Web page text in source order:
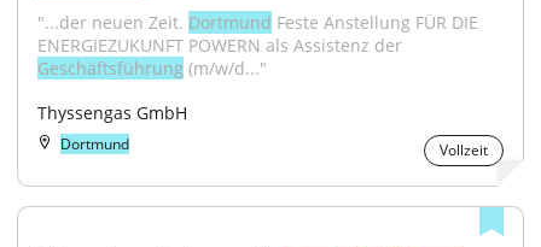
"...der neuen Zeit. Dortmund Feste Anstellung FÜR DIE
Geschäftsführung (m/w/d..."
Thyssengas GmbH
Dortmund Vollzeit